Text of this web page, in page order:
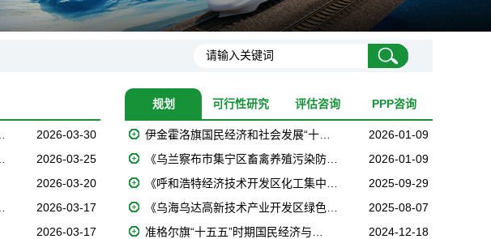
2026-03-30
2026-03-25
2026-03-20
2026-03-17
2026-03-17
规划 可行性研究 评估咨询 PPP咨询
2026-01-09
伊金霍洛旗国民经济和社会发展“十…
2026-01-09
《乌兰察布市集宁区畜禽养殖污染防…
2025-09-29
《呼和浩特经济技术开发区化工集中…
2025-08-07
《乌海乌达高新技术产业开发区绿色…
2024-12-18
准格尔旗“十五五”时期国民经济与…